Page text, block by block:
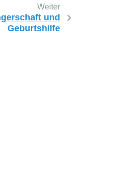
Weiter
und
Geburtshilfe